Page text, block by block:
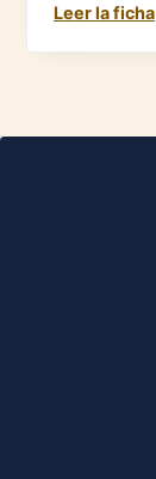
Leer la ficha